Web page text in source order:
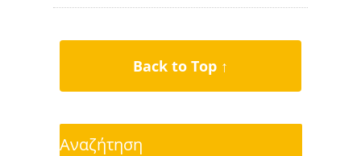
Back to Top ↑
Αναζήτηση